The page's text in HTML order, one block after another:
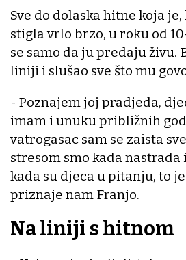
Sve do dolaska hitne koja je,
stigla vrlo brzo, u roku od
se samo da ju predaju živu.
liniji i slušao sve što mu
- Poznajem joj pradjeda,
imam i unuku približnih
vatrogasac sam se zaista
stresom smo kada nastrada
kada su djeca u pitanju, to
priznaje nam Franjo.
Na liniji s hitnom